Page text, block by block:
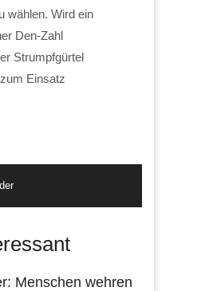
wählen. Wird ein
Den-Zahl
Strumpfgürtel
Einsatz
Menschen wehren